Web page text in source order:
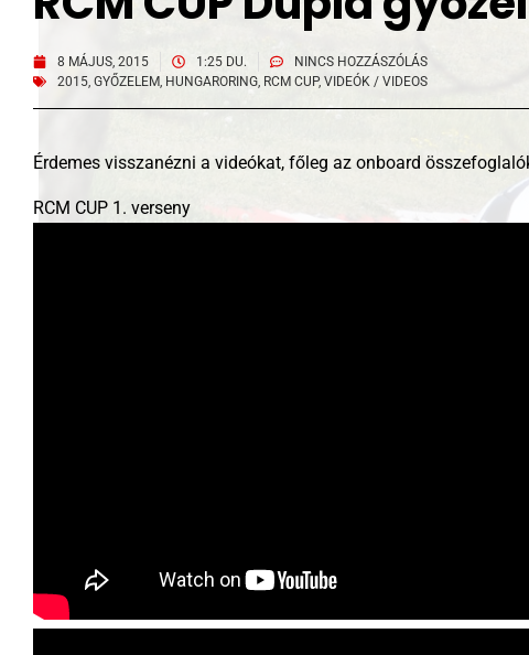
8 MÁJUS, 2015 1:25 DU.
NINCS HOZZÁSZÓLÁS
2015, GYŐZELEM, HUNGARORING, RCM CUP, VIDEÓK / VIDEOS
Érdemes visszanézni a videókat, főleg az onboard
RCM CUP 1. verseny